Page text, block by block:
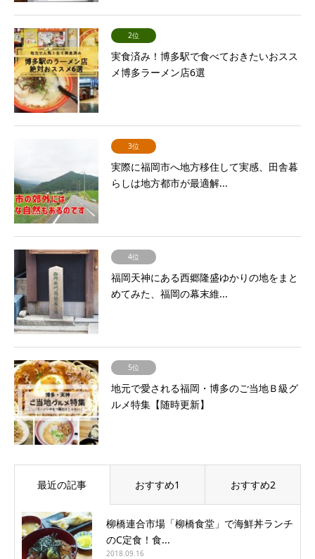
2位
実食済み！博多駅で食べておきたいおスス
メ博多ラーメン店6選
3位
実際に福岡市へ地方移住して実感、田舎暮
らしは地方都市が最適解...
4位
福岡天神にある西郷隆盛ゆかりの地をまと
めてみた、福岡の幕末維...
5位
地元で愛される福岡・博多のご当地Ｂ級グ
ルメ特集【随時更新】
最近の記事 おすすめ1 おすすめ2
柳橋連合市場「柳橋食堂」で海鮮丼ランチ
のC定食！食...
2018.09.16